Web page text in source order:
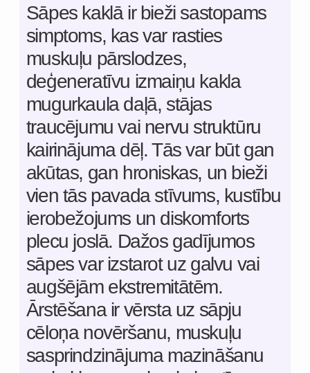
traucējumu vai nervu struktūru
kairinājuma dēļ. Tās var būt gan
akūtas, gan hroniskas, un bieži
vien tās pavada stīvums, kustību
ierobežojums un diskomforts
plecu joslā. Dažos gadījumos
sāpes var izstarot uz galvu vai
augšējām ekstremitātēm.
Ārstēšana ir vērsta uz sāpju
cēloņa novēršanu, muskuļu
sasprindzinājuma mazināšanu
un kakla mugurkaula kustīguma
atjaunošanu.